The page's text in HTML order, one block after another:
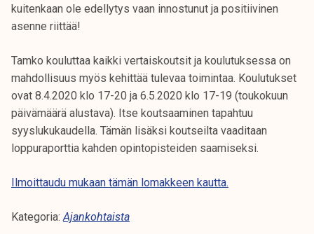
k
e
k
o
u
l
u
n
p
s
kuitenkaan ole edellytys vaan innostunut ja positiivinen
asenne riittää!
Tamko kouluttaa kaikki vertaiskoutsit ja koulutuksessa on
mahdollisuus myös kehittää tulevaa toimintaa. Koulutukset
ovat 8.4.2020 klo 17-20 ja 6.5.2020 klo 17-19 (toukokuun
päivämäärä alustava). Itse koutsaaminen tapahtuu
syyslukukaudella. Tämän lisäksi koutseilta vaaditaan
loppuraporttia kahden opintopisteiden saamiseksi.
Ilmoittaudu mukaan tämän lomakkeen kautta.
Kategoria:Ajankohtaista